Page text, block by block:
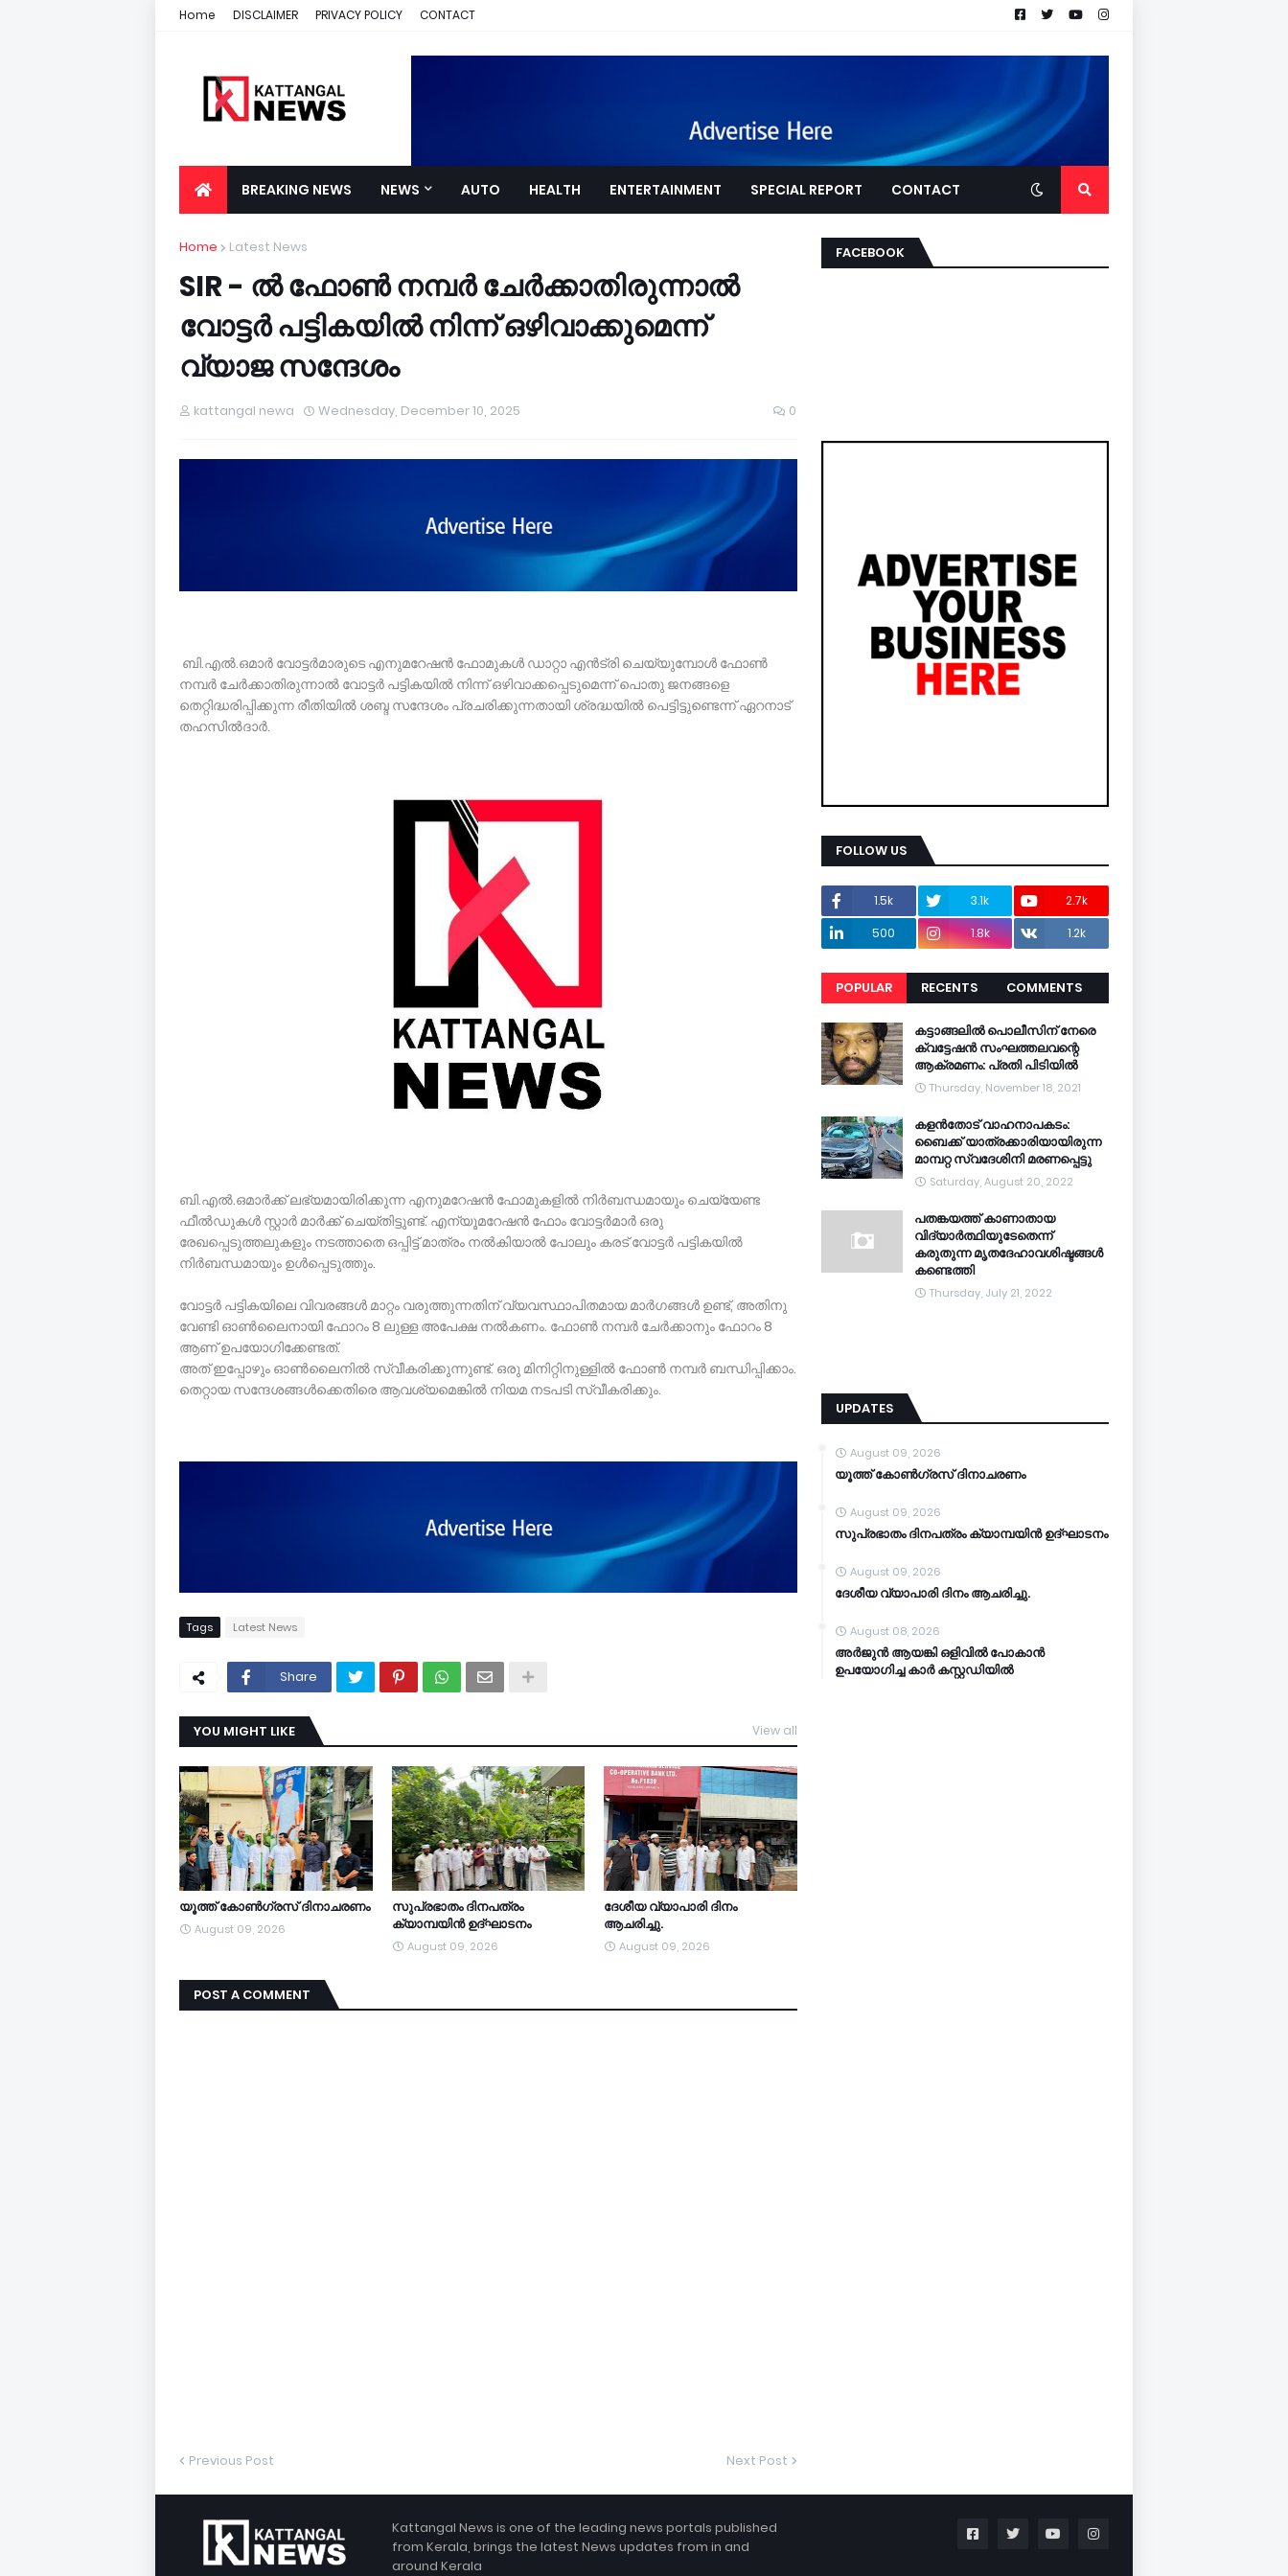
Home DISCLAIMER PRIVACY POLICY CONTACT
BREAKING NEWS NEWS AUTO HEALTH ENTERTAINMENT SPECIAL REPORT CONTACT
Home Latest News
SIR - ൽ ഫോണ്‍ നമ്പര്‍ ചേർക്കാതിരുന്നാൽ
വോട്ടർ പട്ടികയിൽ നിന്ന് ഒഴിവാക്കുമെന്ന്
വ്യാജ സന്ദേശം
kattangal newa Wednesday, December 10, 2025 0
ബി.എല്‍.ഒമാര്‍ വോട്ടര്‍മാരുടെ എനുമറേഷന്‍ ഫോമുകള്‍ ഡാറ്റാ എന്‍ട്രി ചെയ്യുമ്പോള്‍ ഫോണ്‍
നമ്പര്‍ ചേര്‍ക്കാതിരുന്നാല്‍ വോട്ടര്‍ പട്ടികയില്‍ നിന്ന് ഒഴിവാക്കപ്പെടുമെന്ന് പൊതു ജനങ്ങളെ
തെറ്റിദ്ധരിപ്പിക്കുന്ന രീതിയില്‍ ശബ്ദ സന്ദേശം പ്രചരിക്കുന്നതായി ശ്രദ്ധയില്‍ പെട്ടിട്ടുണ്ടെന്ന് ഏറനാട്
തഹസില്‍ദാര്‍.
ബി.എല്‍.ഒമാര്‍ക്ക് ലഭ്യമായിരിക്കുന്ന എനുമറേഷന്‍ ഫോമുകളില്‍ നിര്‍ബന്ധമായും ചെയ്യേണ്ട
ഫീല്‍ഡുകള്‍ സ്റ്റാര്‍ മാര്‍ക്ക് ചെയ്തിട്ടുണ്ട്. എന്യൂമറേഷന്‍ ഫോം വോട്ടര്‍മാര്‍ ഒരു
രേഖപ്പെടുത്തലുകളും നടത്താതെ ഒപ്പിട്ട് മാത്രം നല്‍കിയാല്‍ പോലും കരട് വോട്ടര്‍ പട്ടികയില്‍
നിര്‍ബന്ധമായും ഉള്‍പ്പെടുത്തും.
വോട്ടര്‍ പട്ടികയിലെ വിവരങ്ങള്‍ മാറ്റം വരുത്തുന്നതിന് വ്യവസ്ഥാപിതമായ മാര്‍ഗങ്ങള്‍ ഉണ്ട്, അതിനു
വേണ്ടി ഓണ്‍ലൈനായി ഫോറം 8 ലുള്ള അപേക്ഷ നല്‍കണം. ഫോണ്‍ നമ്പര്‍ ചേര്‍ക്കാനും ഫോറം 8
ആണ് ഉപയോഗിക്കേണ്ടത്.
അത് ഇപ്പോഴും ഓണ്‍ലൈനില്‍ സ്വീകരിക്കുന്നുണ്ട്. ഒരു മിനിറ്റിനുള്ളില്‍ ഫോണ്‍ നമ്പര്‍ ബന്ധിപ്പിക്കാം.
തെറ്റായ സന്ദേശങ്ങള്‍ക്കെതിരെ ആവശ്യമെങ്കില്‍ നിയമ നടപടി സ്വീകരിക്കും.
Tags Latest News
Share
YOU MIGHT LIKE View all
യൂത്ത് കോൺഗ്രസ് ദിനാചരണം
August 09, 2026
സുപ്രഭാതം ദിനപത്രം
ക്യാമ്പയിൻ ഉദ്ഘാടനം
August 09, 2026
ദേശീയ വ്യാപാരി ദിനം
ആചരിച്ചു.
August 09, 2026
POST A COMMENT
Previous Post Next Post
FACEBOOK
FOLLOW US
1.5k 3.1k
2.7k
500
1.8k 1.2k
POPULAR RECENTS
COMMENTS
RECENTS
കട്ടാങ്ങലിൽ പൊലീസിന് നേരെ
ക്വട്ടേഷൻ സംഘത്തലവന്റെ
ആക്രമണം: പ്രതി പിടിയിൽ
Thursday, November 18, 2021
കളൻതോട് വാഹനാപകടം:
ബൈക്ക് യാത്രക്കാരിയായിരുന്ന
മാമ്പറ്റ സ്വദേശിനി മരണപ്പെട്ടു
Saturday, August 20, 2022
പതങ്കയത്ത് കാണാതായ
വിദ്യാർത്ഥിയുടേതെന്ന്
കരുതുന്ന മൃതദേഹാവശിഷ്ടങ്ങൾ
കണ്ടെത്തി
Thursday, July 21, 2022
UPDATES
August 09, 2026
യൂത്ത് കോൺഗ്രസ് ദിനാചരണം
August 09, 2026
സുപ്രഭാതം ദിനപത്രം ക്യാമ്പയിൻ ഉദ്ഘാടനം
August 09, 2026
ദേശീയ വ്യാപാരി ദിനം ആചരിച്ചു.
August 08, 2026
അർജുൻ ആയങ്കി ഒളിവിൽ പോകാൻ
ഉപയോഗിച്ച കാർ കസ്റ്റഡിയിൽ
Kattangal News is one of the leading news portals published
from Kerala, brings the latest News updates from in and
around Kerala